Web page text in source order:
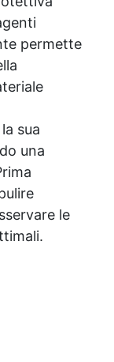
e
di
calore
Non
il
ossidato.
di
o in
lavorare
👉 Devo
il
stabile
il
per
Cantieri e
permette
sua
una
le